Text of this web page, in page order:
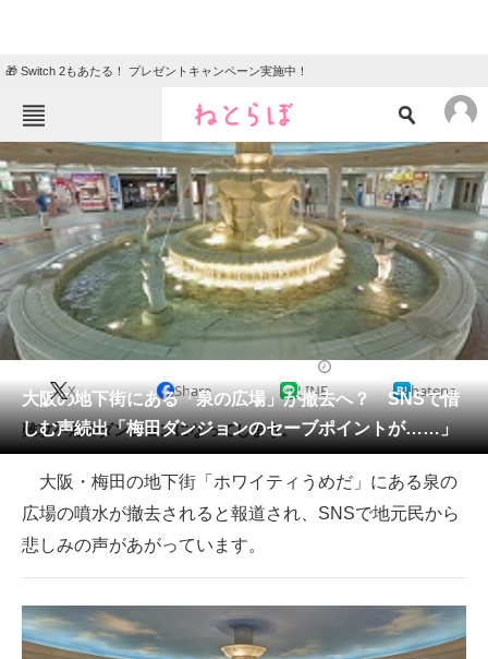
🎁 Switch 2もあたる！ プレゼントキャンペーン実施中！
ねとらぼメニュー
TOP ニュース
エンタメ クイズ
グルメ 地域
住まい 教育・育児
動物
会員記事
メディア
注目記事を集めた総合ページ
ITの今と未来を見通す
スマホと通信の最新トレンド
進化するPCとデバイスの未来
大阪の地下街にある「泉の広場」が撤去へ？ SNSで惜
しむ声続出「梅田ダンジョンのセーブポイントが……」
X Share LINE hatena
難攻不落のダンジョンになってしまう。
大阪・梅田の地下街「ホワイティうめだ」にある泉の
広場の噴水が撤去されると報道され、SNSで地元民から
悲しみの声があがっています。